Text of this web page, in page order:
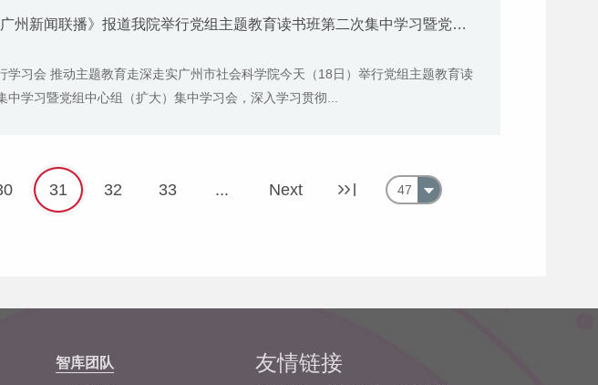
5月18日《广州新闻联播》报道我院举行党组主题教育读书班第二次集中学习暨党组中心组（扩大）集中学习会
学习会 推动主题教育走深走实广州市社会科学院今天（18日）举行党组主题教育读
中学习暨党组中心组（扩大）集中学习会，深入学习贯彻...
31 32 33 ... Next 47
智库团队 友情链接